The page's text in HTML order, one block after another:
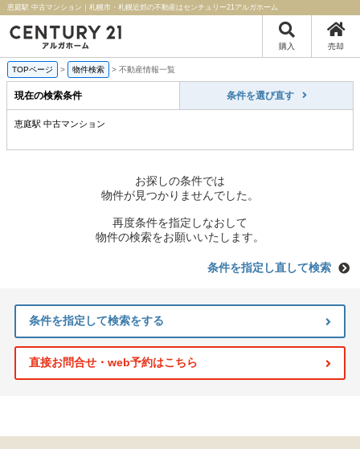
恵庭駅 中古マンション｜札幌市・札幌近郊の不動産はセンチュリー21アルガホーム
購入 売却
TOPページ > 物件検索 > 不動産情報一覧
現在の検索条件 条件を選び直す
恵庭駅 中古マンション
お探しの条件では
物件が見つかりませんでした。
再度条件を指定しなおして
物件の検索をお願いいたします。
条件を指定し直して検索
条件を指定して検索をする
直接お問合せ・web予約はこちら